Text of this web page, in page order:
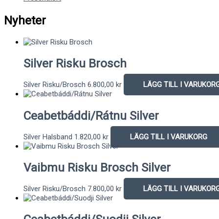
Nyheter
Silver Risku Brosch
Silver Risku/Brosch 6.800,00 kr LÄGG TILL I
Ceabetbáddi/Rátnu Silver
Silver Halsband 1.820,00 kr LÄGG TILL I VARUKORG
Vaibmu Risku Brosch Silver
Silver Risku/Brosch 7.800,00 kr LÄGG TILL I